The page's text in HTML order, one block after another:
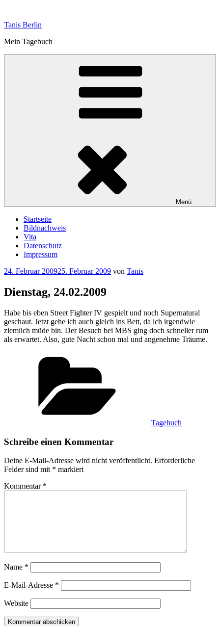
springen
Tanis Berlin
Mein Tagebuch
Menü
Startseite
Bildnachweis
Vita
Datenschutz
Impressum
Veröffentlicht
24. Februar 200925. Februar 2009 von Tanis
Dienstag, 24.02.2009
Habe bis eben Street Fighter IV gespielt und noch Supernatural
geschaut. Jetzt gehe ich auch gleich ins Bett, da ich irgendwie
ziemlich müde bin. Der Besuch bei MBS ging doch schneller rum
als erwartet. Also, gute Nacht schon mal und angenehme Träume.
Tagebuch
Schreibe einen Kommentar
Deine E-Mail-Adresse wird nicht veröffentlicht. Erforderliche
Felder sind mit * markiert
Kommentar *
Name *
E-Mail-Adresse *
Website